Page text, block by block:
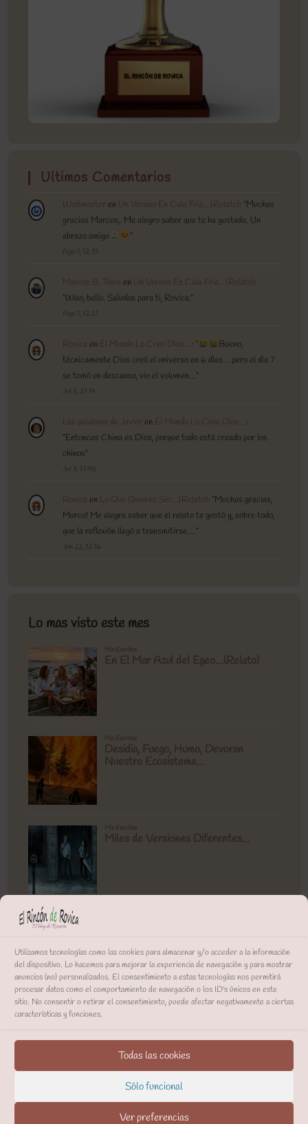
Utilizamos tecnologías como las cookies para almacenar y/o acceder a la información
del dispositivo. Lo hacemos para mejorar la experiencia de navegación y para mostrar
anuncios (no) personalizados. El consentimiento a estas tecnologías nos permitirá
procesar datos como el comportamiento de navegación o los ID's únicos en este
sitio. No consentir o retirar el consentimiento, puede afectar negativamente a ciertas
características y funciones.
Todas las cookies
Sólo funcional
Ver preferencias
Ultimos Comentarios
Webmaster en Un Verano En Cala Fria…(Relato) : “Muchas
gracias Marcos,. Me alegro saber que te ha gustado. Un
abrazo amigo
”
Ago 7, 12:31
Marcos B. Tanis en Un Verano En Cala Fria…(Relato) :
“Wao, bello. Saludos para ti, Rovica.”
Ago 7, 12:21
Rovica en El Mundo Lo Creo Dios… : “
Bueno,
técnicamente Dios creó el universo en 6 días… pero el día 7
se tomó un descanso, vio el volumen…”
Jul 3, 21:14
Las palabras de Javier en El Mundo Lo Creo Dios… :
“Entonces China es Dios, porque todo está creado por los
chinos”
Jul 3, 17:45
Rovica en Lo Que Quieres Ser…(Relato) : “Muchas gracias,
Marco! Me alegra saber que el relato te gustó y, sobre todo,
que la reflexión llegó a transmitirse.…”
Jun 22, 12:16
Lo mas visto este mes